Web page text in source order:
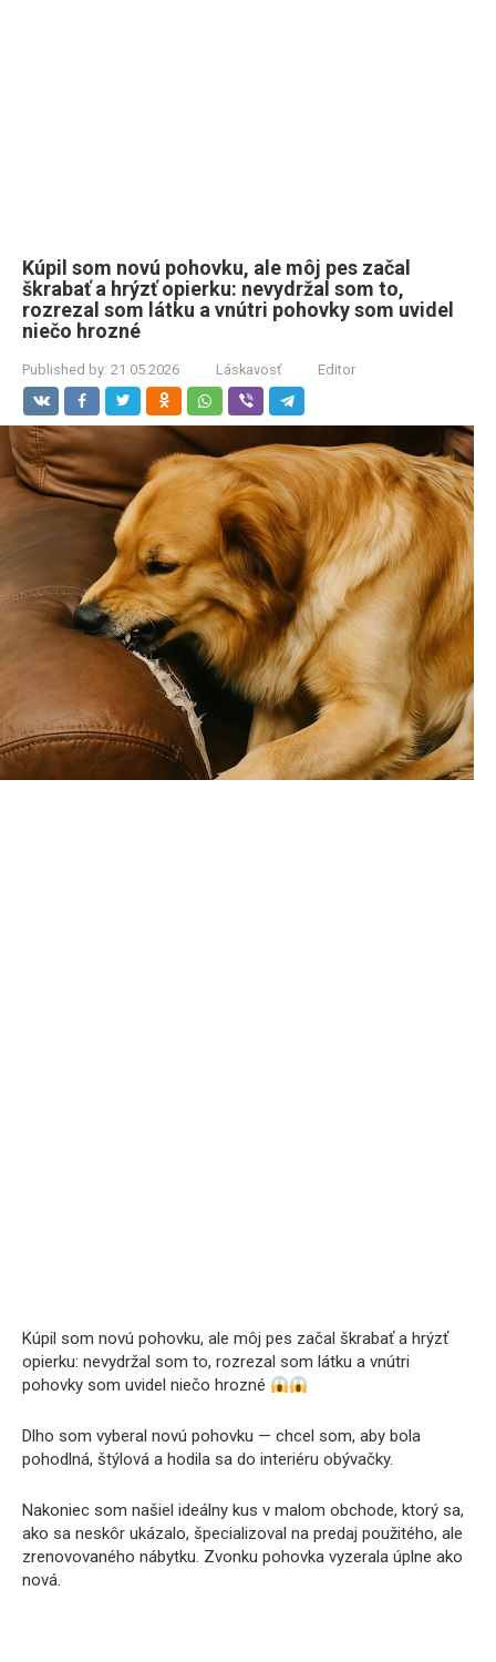
Kúpil som novú pohovku, ale môj pes začal
škrabať a hrýzť opierku: nevydržal som to,
rozrezal som látku a vnútri pohovky som uvidel
niečo hrozné
Published by: 21.05.2026 Láskavosť Editor
Kúpil som novú pohovku, ale môj pes začal škrabať a hrýzť
opierku: nevydržal som to, rozrezal som látku a vnútri
pohovky som uvidel niečo hrozné
Dlho som vyberal novú pohovku — chcel som, aby bola
pohodlná, štýlová a hodila sa do interiéru obývačky.
Nakoniec som našiel ideálny kus v malom obchode, ktorý sa,
ako sa neskôr ukázalo, špecializoval na predaj použitého, ale
zrenovovaného nábytku. Zvonku pohovka vyzerala úplne ako
nová.